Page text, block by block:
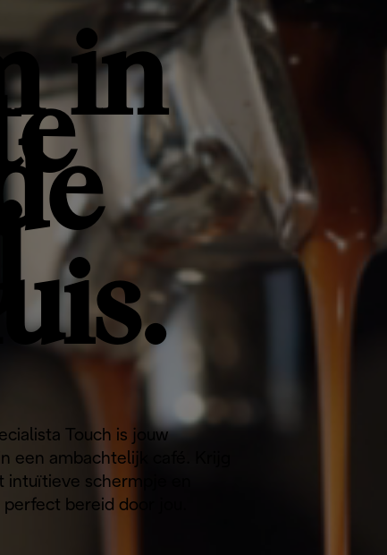
in
Touch is jouw
een ambachtelijk café. Krijg
intuïtieve schermpje en
bereid door jou.